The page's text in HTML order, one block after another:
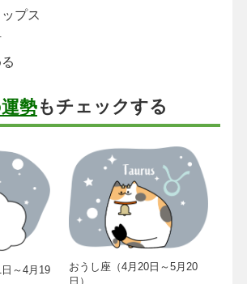
プス
勢もチェックする
～4月19
おうし座（4月20日～5月20
日）